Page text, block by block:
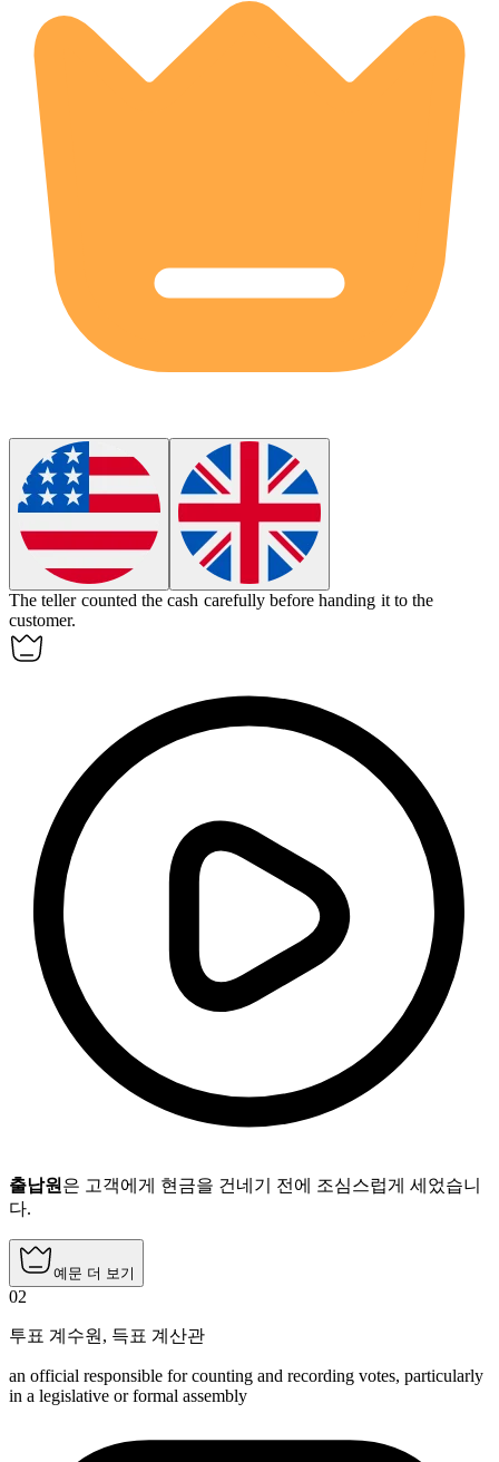
Theteller counted the cash carefully before handing it to the
customer.
출납원 은 고객에게 현금을 건네기 전에 조심스럽게 세었습니
다.
예문 더 보기
02
투표 계수원 , 득표 계산관
an official responsible for counting and recording votes, particularly
in a legislative or formal assembly